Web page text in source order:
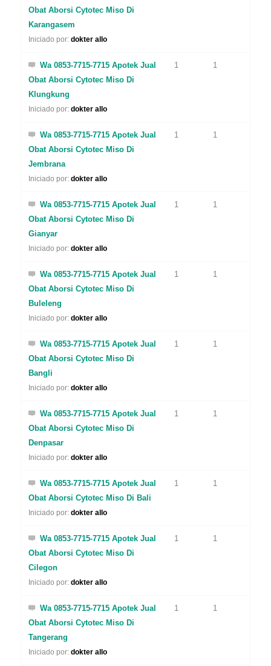
Obat Aborsi Cytotec Miso Di
Karangasem
Iniciado por: dokter allo
Wa 0853-7715-7715 Apotek Jual
Obat Aborsi Cytotec Miso Di
Klungkung
Iniciado por: dokter allo
1 1
Wa 0853-7715-7715 Apotek Jual
Obat Aborsi Cytotec Miso Di
Jembrana
Iniciado por: dokter allo
1 1
Wa 0853-7715-7715 Apotek Jual
Obat Aborsi Cytotec Miso Di
Gianyar
Iniciado por: dokter allo
1 1
Wa 0853-7715-7715 Apotek Jual
Obat Aborsi Cytotec Miso Di
Buleleng
Iniciado por: dokter allo
1 1
Wa 0853-7715-7715 Apotek Jual
Obat Aborsi Cytotec Miso Di
Bangli
Iniciado por: dokter allo
1 1
Wa 0853-7715-7715 Apotek Jual
Obat Aborsi Cytotec Miso Di
Denpasar
Iniciado por: dokter allo
1 1
Wa 0853-7715-7715 Apotek Jual
Obat Aborsi Cytotec Miso Di Bali
Iniciado por: dokter allo
1 1
Wa 0853-7715-7715 Apotek Jual
Obat Aborsi Cytotec Miso Di
Cilegon
Iniciado por: dokter allo
1 1
Wa 0853-7715-7715 Apotek Jual
Obat Aborsi Cytotec Miso Di
Tangerang
Iniciado por: dokter allo
1 1